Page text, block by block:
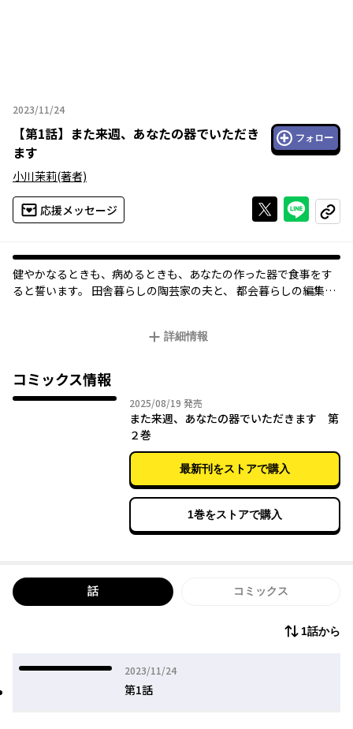
2023/11/24
2023年11月24日
【第1話】 また来週、あなたの器でいただき
ます
フォロー
小川茉莉(著者)
応援メッセージ Xで投稿する
ライン
コピー
健やかなるときも、病めるときも、あなたの作った器で食事をす
ると誓います。 田舎暮らしの陶芸家の夫と、 都会暮らしの編集者
詳細情報
コミックス情報
2025/08/19 2025年08月19日
発売
また来週、あなたの器でいただきます 第
２巻
最新刊をストアで購入
1巻をストアで購入
話 コミックス
1話から
2023/11/24
2023年11月24日
第1話